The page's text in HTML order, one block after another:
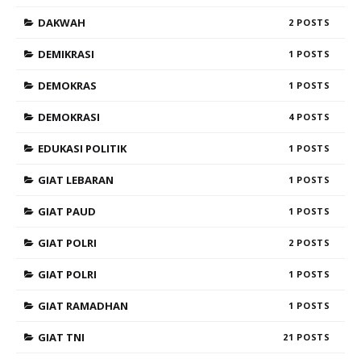
DAKWAH 2
DEMIKRASI 1
DEMOKRAS 1
DEMOKRASI 4
EDUKASI POLITIK 1
GIAT LEBARAN 1
GIAT PAUD 1
GIAT POLRI 2
GIAT POLRI 1
GIAT RAMADHAN 1
GIAT TNI 21